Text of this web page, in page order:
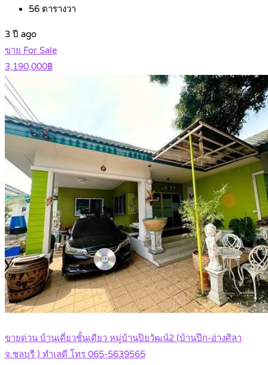
56 ตารางวา
3 ปี ago
ขาย For Sale
3,190,000฿
ขายด่วน บ้านเดี่ยวชั้นเดียว หมู่บ้านปิยวัฒน์2 (บ้านปึก-อ่างศิลา
จ.ชลบุรี ) ทำเลดี โทร 065-5639565